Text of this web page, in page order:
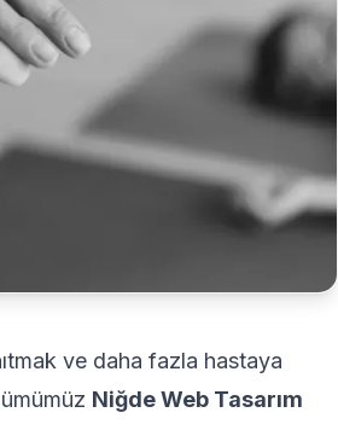
ve daha fazla hastaya
Niğde Web Tasarım